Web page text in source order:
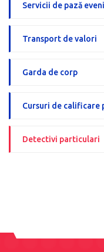
Servicii de pază
Transport de valori
Garda de corp
Cursuri de calificare
Detectivi particulari